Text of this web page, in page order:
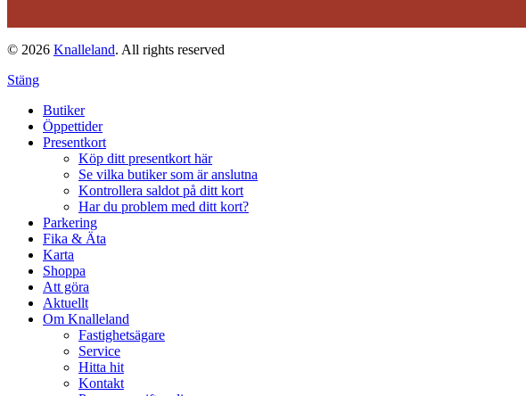
© 2026 Knalleland. All rights reserved
Stäng
Butiker
Öppettider
Presentkort
Köp ditt presentkort här
Se vilka butiker som är anslutna
Kontrollera saldot på ditt kort
Har du problem med ditt kort?
Parkering
Fika & Äta
Karta
Shoppa
Att göra
Aktuellt
Om Knalleland
Fastighetsägare
Service
Hitta hit
Kontakt